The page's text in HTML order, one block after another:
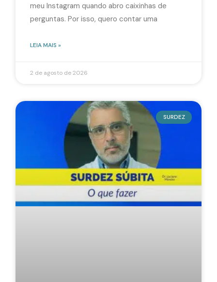
meu Instagram quando abro caixinhas de
perguntas. Por isso, quero contar uma
LEIA MAIS »
2 de agosto de 2026
SURDEZ